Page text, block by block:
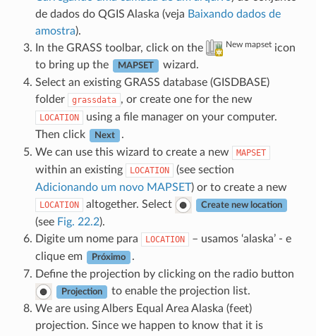
de dados do QGIS Alaska (veja Baixando dados de
amostra).
In the GRASS toolbar, click on the
New mapseticon
to bring up the
MAPSET
wizard.
Select an existing GRASS database (GISDBASE)
folder
grassdata , or create one for the new
LOCATION
using a file manager on your computer.
Then click
Next
.
We can use this wizard to create a new
MAPSET
within an existing LOCATION
(see section
Adicionando um novo MAPSET) or to create a new
LOCATION altogether. Select Create new location
(see Fig. 22.2).
Digite um nome para
LOCATION
– usamos ‘alaska’ - e
clique em
Próximo
.
Define the projection by clicking on the radio button
Projection
to enable the projection list.
We are using Albers Equal Area Alaska (feet)
projection. Since we happen to know that it is